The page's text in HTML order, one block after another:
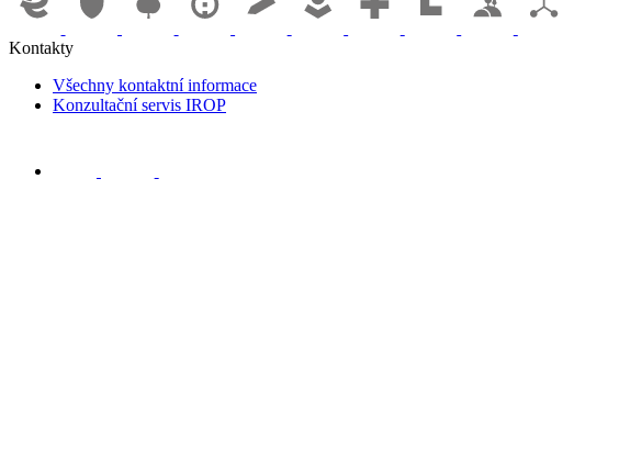
Kontakty
Všechny kontaktní informace
Konzultační servis IROP